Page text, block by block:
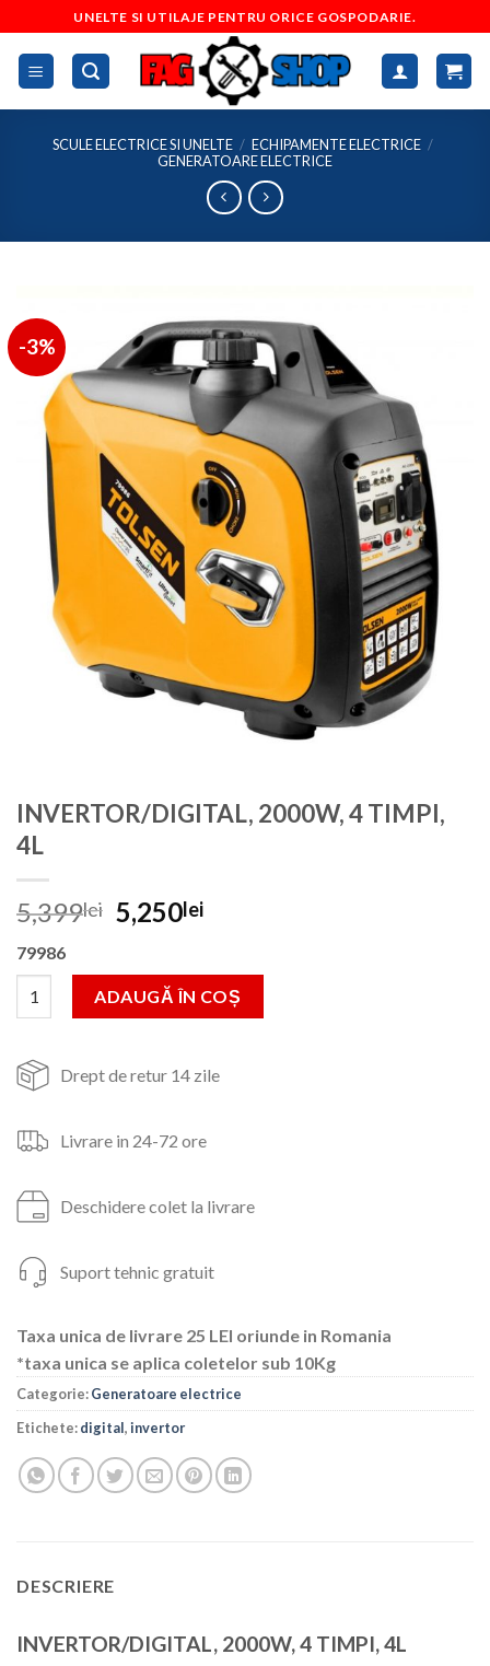
to
content
UNELTE SI UTILAJE PENTRU ORICE GOSPODARIE.
SCULE ELECTRICE SI UNELTE / ECHIPAMENTE ELECTRICE /
GENERATOARE ELECTRICE
-3%
INVERTOR/DIGITAL, 2000W, 4 TIMPI,
4L
5,399lei Prețul
inițial
fost:
5,399lei.
5,250leiPrețul
5,250lei.
79986
Cantitate INVERTOR/DIGITAL, 2000W, 4 TIMPI, 4L
ADAUGĂ ÎN COȘ
Drept de retur 14 zile
Livrare in 24-72 ore
Deschidere colet la livrare
Suport tehnic gratuit
Taxa unica de livrare 25 LEI oriunde in Romania
*taxa unica se aplica coletelor sub 10Kg
Categorie:Generatoare electrice
Etichete:digital,invertor
DESCRIERE
INVERTOR/DIGITAL, 2000W, 4 TIMPI, 4L